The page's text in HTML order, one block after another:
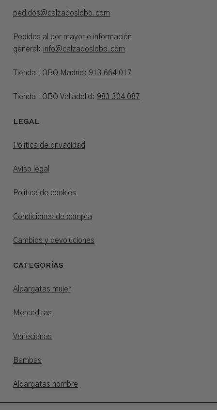
pedidos@calzadoslobo.com
Pedidos al por mayor e información
general: info@calzadoslobo.com
Tienda LOBO Madrid: 913 664 017
Tienda LOBO Valladolid: 983 304 087
LEGAL
Política de privacidad
Aviso legal
Política de cookies
Condiciones de compra
Cambios y devoluciones
CATEGORÍAS
Alpargatas mujer
Merceditas
Venecianas
Bambas
Alpargatas hombre